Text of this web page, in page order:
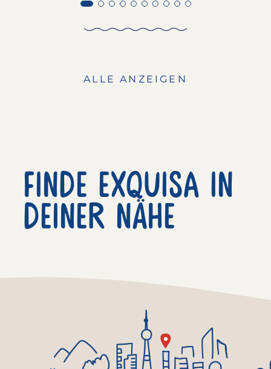
ALLE ANZEIGEN
Finde exquisa in
deiner nähe